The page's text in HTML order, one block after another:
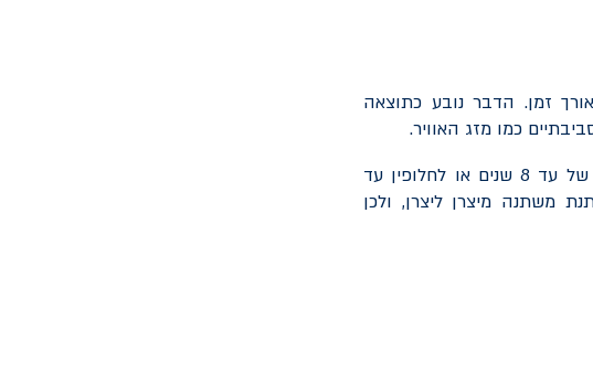
זמן. הדבר נובע כתוצאה
כמו מזג האוויר.
מרבית יבואני הרכב החשמלי מציעים אחריות לסוללת הרכב לפרק זמן של עד 8 שנים או לחלופין עד
משתנה מיצרן ליצרן, ולכן